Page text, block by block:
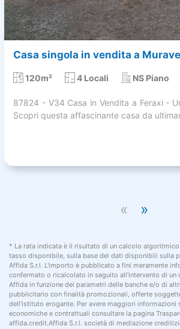
Casa singola in vendita a
120m² 4 Locali NS Piano
87824 - V34 Casa in Vendita a Feraxi -
Scopri questa affascinante casa da
« »
* La rata indicata è il risultato di un calcolo
tasso disponibile, sulla base dei dati disponibili sulla
Affida S.r.l. L'importo è pubblicato a fini meramente
confermato o ricalcolato in seguito all'intervento di un
Affida in funzione dei parametri delle banche e/o di
pubblicitario con finalità promozionali, offerte
dell'istituto erogante. Per avere maggiori informazioni
economiche e contrattuali consultare la pagina
affida.credit.Affida S.r.l. società di mediazione